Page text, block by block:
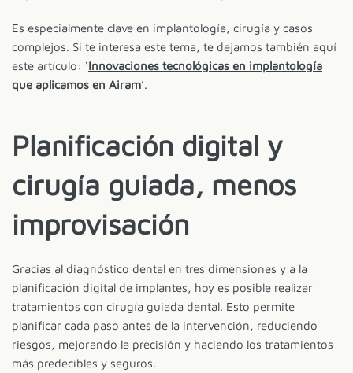
Es especialmente clave en implantología, cirugía y casos
complejos. Si te interesa este tema, te dejamos también aquí
este artículo: ‘Innovaciones tecnológicas en implantología
que aplicamos en Airam’.
Planificación digital y
cirugía guiada, menos
improvisación
Gracias al diagnóstico dental en tres dimensiones y a la
planificación digital de implantes, hoy es posible realizar
tratamientos con cirugía guiada dental. Esto permite
planificar cada paso antes de la intervención, reduciendo
riesgos, mejorando la precisión y haciendo los tratamientos
más predecibles y seguros.